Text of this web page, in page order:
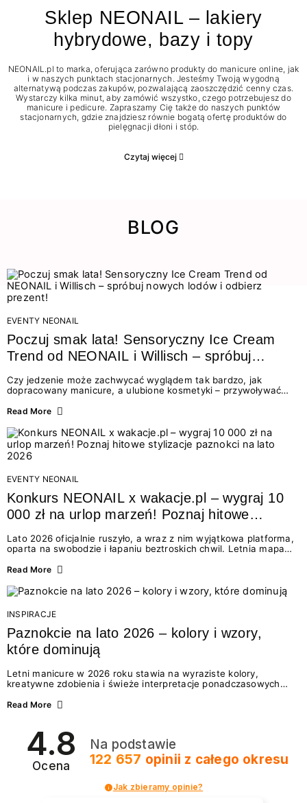
Sklep NEONAIL – lakiery
hybrydowe, bazy i topy
NEONAIL.pl to marka, oferująca zarówno produkty do manicure online, jak
i w naszych punktach stacjonarnych. Jesteśmy Twoją wygodną
alternatywą podczas zakupów, pozwalającą zaoszczędzić cenny czas.
Wystarczy kilka minut, aby zamówić wszystko, czego potrzebujesz do
manicure i pedicure. Zapraszamy Cię także do naszych punktów
stacjonarnych, gdzie znajdziesz równie bogatą ofertę produktów do
pielęgnacji dłoni i stóp.
Czytaj więcej
BLOG
EVENTY NEONAIL
Poczuj smak lata! Sensoryczny Ice Cream
Trend od NEONAIL i Willisch – spróbuj
nowych lodów i odbierz prezent!
Czy jedzenie może zachwycać wyglądem tak bardzo, jak
dopracowany manicure, a ulubione kosmetyki – przywoływać
świata beauty i oszałamiających deserów to coś więcej niż
zmysłami: przez soczysty kolor, aksamitną teksturę,
orzeźwiający zapach i słodki akcent na podniebieniu. Tego lata
NEONAIL łączy siły z marką Willisch, tworząc unikalny projekt
na styku jedzenia i piękna....
Read More
EVENTY NEONAIL
Konkurs NEONAIL x wakacje.pl – wygraj 10
000 zł na urlop marzeń! Poznaj hitowe
Lato 2026 oficjalnie ruszyło, a wraz z nim wyjątkowa platforma,
oparta na swobodzie i łapaniu beztroskich chwil. Letnia mapa
doświadczenia wakacji – od spontanicznych wyjazdów, przez
Motywem przewodnim jest eksplorowanie i kolekcjonowanie
letnich momentów. Z tej okazji przygotowaliśmy coś absolutnie
wyjątkowego: wielki konkurs z wakacje.pl oraz dawkę
najgorętszych trendów w...
Read More
INSPIRACJE
Paznokcie na lato 2026 – kolory i wzory,
które dominują
Letni manicure w 2026 roku stawia na wyraziste kolory,
kreatywne zdobienia i świeże interpretacje ponadczasowych
zarówno energetycznych odcieni inspirowanych wakacjami, jak
2026? Znajdź inspirację dla swojego manicure!
Read More
4.8
Ocena
Na podstawie
122 657 opinii z całego okresu
Jak zbieramy opinie?